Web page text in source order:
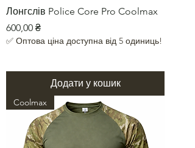
Лонгслів Police Core Pro Coolmax
Ціна
600,00 ₴
✅ Оптова ціна доступна від 5 одиниць!
Додати у кошик
Coolmax